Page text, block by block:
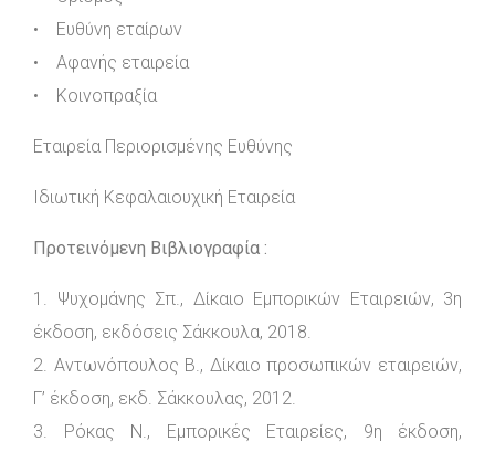
• Ευθύνη εταίρων
• Αφανής εταιρεία
• Κοινοπραξία
Εταιρεία Περιορισμένης Ευθύνης
Ιδιωτική Κεφαλαιουχική Εταιρεία
Προτεινόμενη Βιβλιογραφία :
1. Ψυχομάνης Σπ., Δίκαιο Εμπορικών Εταιρειών, 3η
έκδοση, εκδόσεις Σάκκουλα, 2018.
2. Αντωνόπουλος Β., Δίκαιο προσωπικών εταιρειών,
Γ’ έκδοση, εκδ. Σάκκουλας, 2012.
3. Ρόκας Ν., Εμπορικές Εταιρείες, 9η έκδοση,